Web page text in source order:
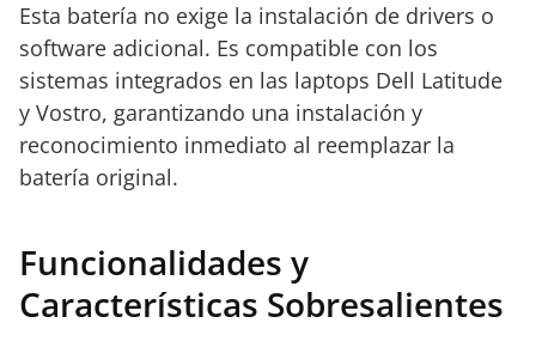
Esta batería no exige la instalación de drivers o
software adicional. Es compatible con los
sistemas integrados en las laptops Dell Latitude
y Vostro, garantizando una instalación y
reconocimiento inmediato al reemplazar la
batería original.
Funcionalidades y
Características Sobresalientes